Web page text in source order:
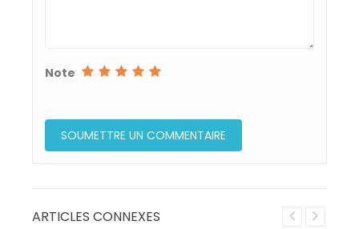
Note
ARTICLES CONNEXES